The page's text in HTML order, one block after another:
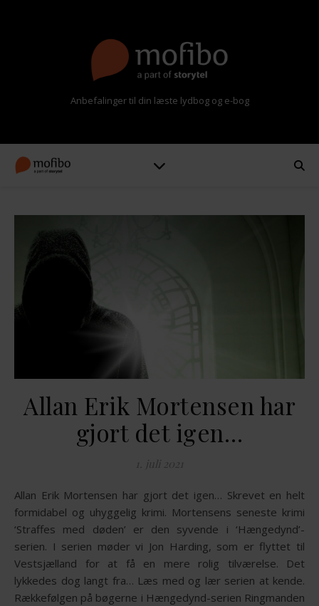
Anbefalinger til din læste lydbog og e-bog
Allan Erik Mortensen har
gjort det igen…
1. juli 2021
Allan Erik Mortensen har gjort det igen… Skrevet en helt
formidabel og uhyggelig krimi. Mortensens seneste krimi
‘Straffes med døden’ er den syvende i ‘Hængedynd’-
serien. I serien møder vi Jon Harding, som er flyttet til
Vestsjælland for at få en mere rolig tilværelse. Det
lykkedes dog langt fra… Læs med og lær serien at kende.
Rækkefølgen på bøgerne i Hængedynd-serien Ringmanden